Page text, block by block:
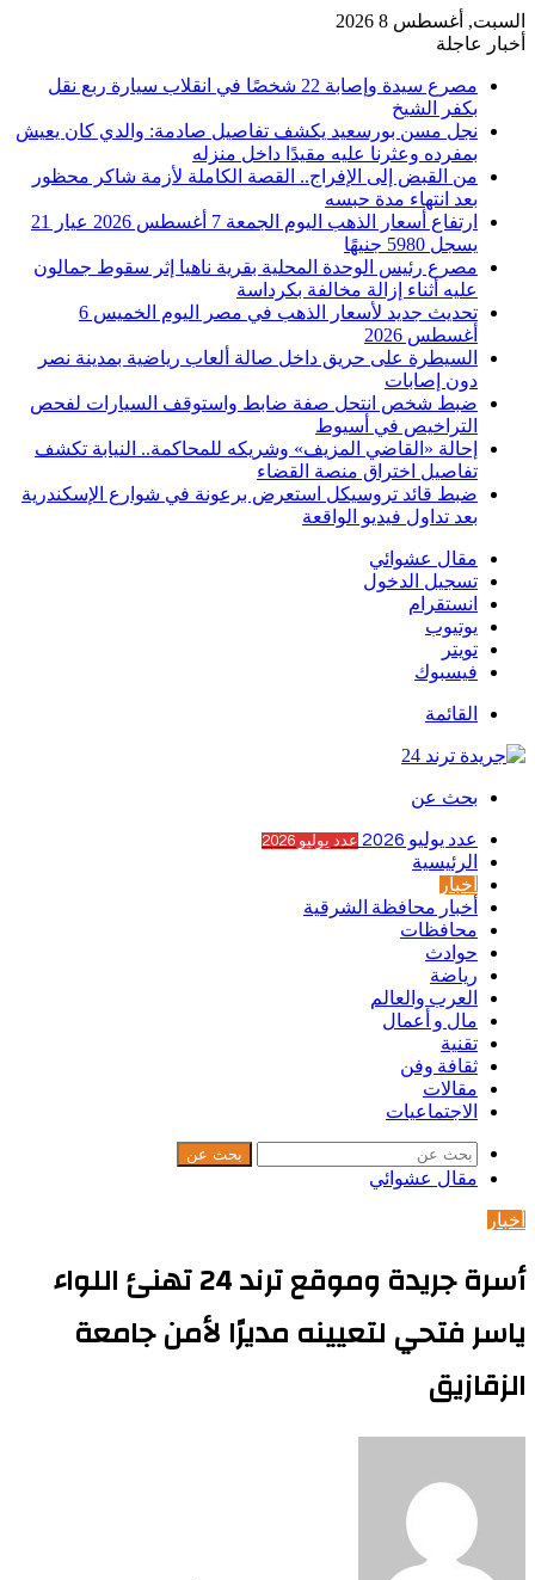
السبت, أغسطس 8 2026
أخبار عاجلة
مصرع سيدة وإصابة 22 شخصًا في انقلاب سيارة ربع نقل
بكفر الشيخ
نجل مسن بورسعيد يكشف تفاصيل صادمة: والدي كان يعيش
بمفرده وعثرنا عليه مقيدًا داخل منزله
من القبض إلى الإفراج.. القصة الكاملة لأزمة شاكر محظور
بعد انتهاء مدة حبسه
ارتفاع أسعار الذهب اليوم الجمعة 7 أغسطس 2026 عيار 21
يسجل 5980 جنيهًا
مصرع رئيس الوحدة المحلية بقرية ناهيا إثر سقوط جمالون
عليه أثناء إزالة مخالفة بكرداسة
تحديث جديد لأسعار الذهب في مصر اليوم الخميس 6
أغسطس 2026
السيطرة على حريق داخل صالة ألعاب رياضية بمدينة نصر
دون إصابات
ضبط شخص انتحل صفة ضابط واستوقف السيارات لفحص
التراخيص في أسيوط
إحالة «القاضي المزيف» وشريكه للمحاكمة.. النيابة تكشف
تفاصيل اختراق منصة القضاء
ضبط قائد تروسيكل استعرض برعونة في شوارع الإسكندرية
بعد تداول فيديو الواقعة
مقال عشوائي
تسجيل الدخول
انستقرام
يوتيوب
تويتر
فيسبوك
القائمة
بحث عن
عدد يوليو 2026 عدد يوليو 2026
الرئيسية
أخبار
أخبار محافظة الشرقية
محافظات
حوادث
رياضة
العرب والعالم
مال و أعمال
تقنية
ثقافة وفن
مقالات
الاجتماعيات
بحث عن
مقال عشوائي
أخبار
أسرة جريدة وموقع ترند 24 تهنئ اللواء
ياسر فتحي لتعيينه مديرًا لأمن جامعة
الزقازيق